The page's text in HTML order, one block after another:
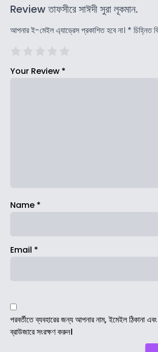
Review তাফসীরে সাঈদী সুরা লূকমান.
আপনার ই-মেইল এ্যাড্রেস প্রকাশিত হবে না। * চিহ্নিত
Your Review *
Name *
Email *
পরবর্তীতে ব্যবহারের জন্য আপনার নাম, ইমেইল ঠিকানা
ব্রাউজারে সংরক্ষণ করুন।